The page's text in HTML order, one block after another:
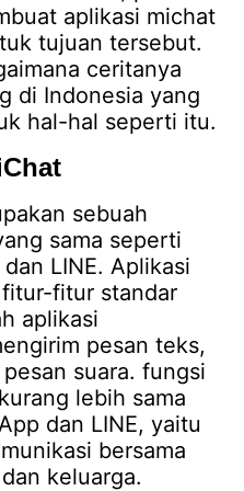
aplikasi michat
tujuan tersebut.
ceritanya
di Indonesia yang
hal-hal seperti itu.
sebuah
sama seperti
LINE. Aplikasi
fitur standar
aplikasi
pesan teks,
suara. fungsi
lebih sama
dan LINE, yaitu
bersama
keluarga.